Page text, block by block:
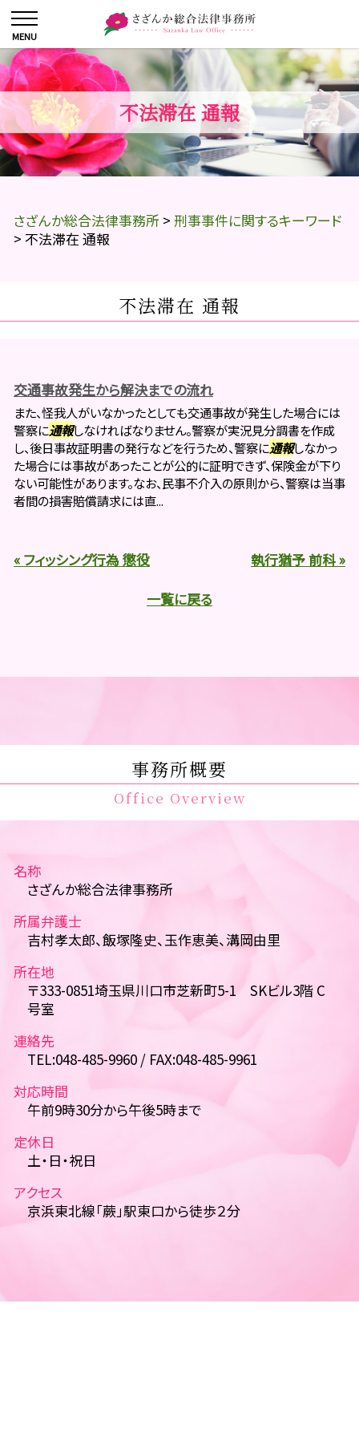
不法滞在 通報
さざんか総合法律事務所 > 刑事事件に関するキーワード
> 不法滞在 通報
不法滞在 通報
交通事故発生から解決までの流れ
また、怪我人がいなかったとしても交通事故が発生した場合には
警察に通報しなければなりません。警察が実況見分調書を作成
し、後日事故証明書の発行などを行うため、警察に通報しなかっ
た場合には事故があったことが公的に証明できず、保険金が下り
ない可能性があります。なお、民事不介入の原則から、警察は当事
者間の損害賠償請求には直...
« フィッシング行為 懲役
執行猶予 前科 »
一覧に戻る
事務所概要
Office Overview
名称
さざんか総合法律事務所
所属弁護士
吉村孝太郎、飯塚隆史、玉作恵美、溝岡由里
所在地
〒333-0851埼玉県川口市芝新町5-1 SKビル3階 C
号室
連絡先
TEL:048-485-9960 / FAX:048-485-9961
対応時間
午前9時30分から午後5時まで
定休日
土・日・祝日
アクセス
京浜東北線「蕨」駅東口から徒歩２分